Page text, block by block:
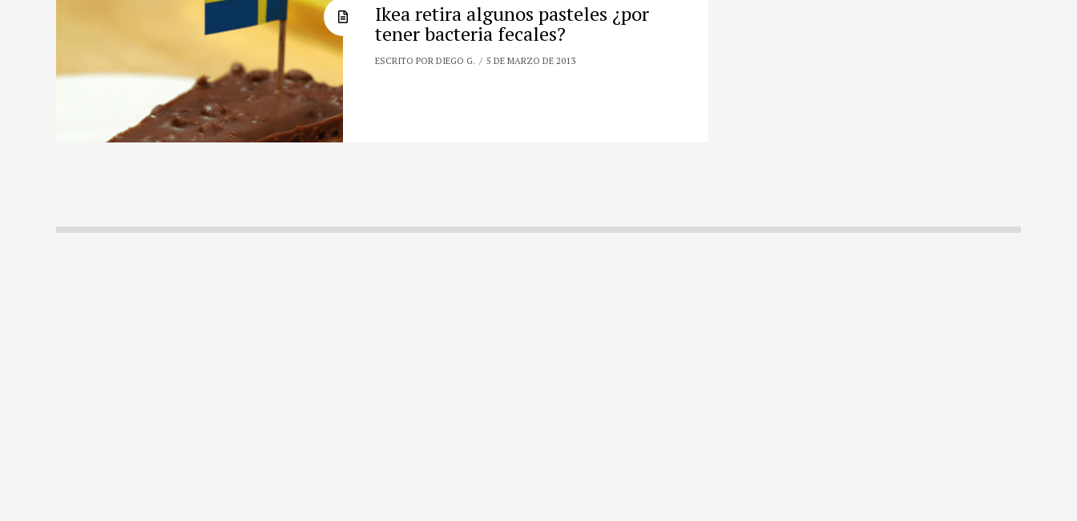
Ikea retira algunos pasteles ¿por
tener bacteria fecales?
ESCRITO POR DIEGO G. 5 DE MARZO DE 2013